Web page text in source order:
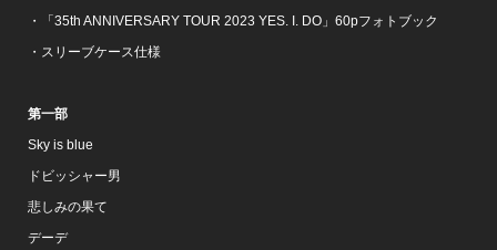
・「35th ANNIVERSARY TOUR 2023 YES. I. DO」60pフォトブック
・スリーブケース仕様
第一部
Sky is blue
ドビッシャー男
悲しみの果て
デーデ